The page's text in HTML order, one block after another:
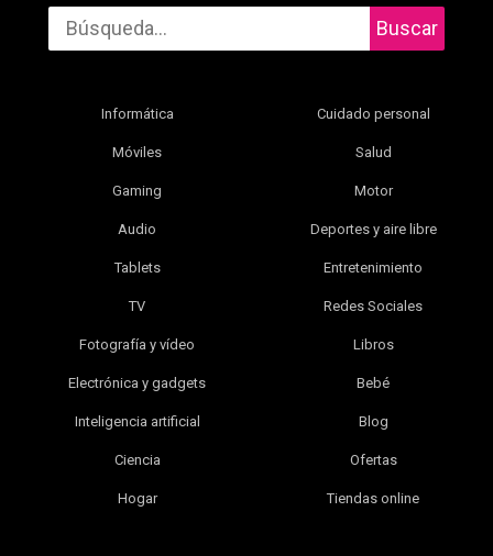
Buscar
Informática
Móviles
Gaming
Audio
Tablets
TV
Fotografía y vídeo
Electrónica y gadgets
Inteligencia artificial
Ciencia
Hogar
Cuidado personal
Salud
Motor
Deportes y aire libre
Entretenimiento
Redes Sociales
Libros
Bebé
Blog
Ofertas
Tiendas online